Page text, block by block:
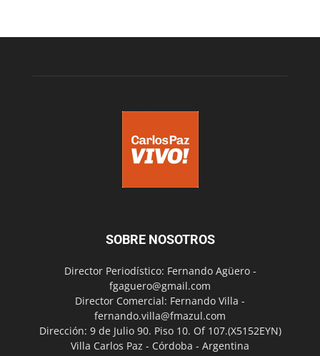
SOBRE NOSOTROS
Director Periodístico: Fernando Agüero -
fgaguero@gmail.com
Director Comercial: Fernando Villa -
fernando.villa@fmazul.com
Dirección: 9 de Julio 90. Piso 10. Of 107.(X5152EYN)
Villa Carlos Paz - Córdoba - Argentina